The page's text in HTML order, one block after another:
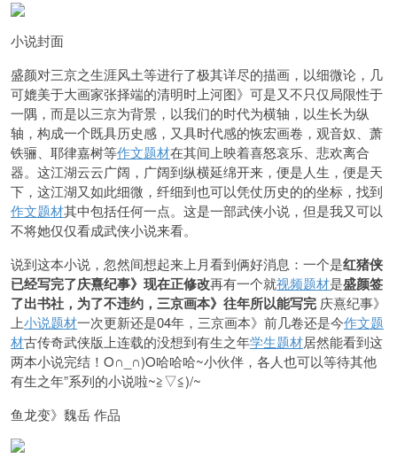
小说封面
盛颜对三京之生涯风土等进行了极其详尽的描画，以细微论，几
可媲美于大画家张择端的清明时上河图》可是又不只仅局限性于
一隅，而是以三京为背景，以我们的时代为横轴，以生长为纵
轴，构成一个既具历史感，又具时代感的恢宏画卷，观音奴、萧
铁骊、耶律嘉树等作文题材在其间上映着喜怒哀乐、悲欢离合
器。这江湖云云广阔，广阔到纵横延绵开来，便是人生，便是天
下，这江湖又如此细微，纤细到也可以凭仗历史的的坐标，找到
作文题材其中包括任何一点。这是一部武侠小说，但是我又可以
不将她仅仅看成武侠小说来看。
说到这本小说，忽然间想起来上月看到俩好消息：一个是红猪侠
已经写完了庆熹纪事》现在正修改再有一个就视频题材是盛颜签
了出书社，为了不违约，三京画本》往年所以能写完 庆熹纪事》
上小说题材一次更新还是04年，三京画本》前几卷还是今作文题
材古传奇武侠版上连载的没想到有生之年学生题材居然能看到这
两本小说完结！O∩_∩)O哈哈哈~小伙伴，各人也可以等待其他
有生之年”系列的小说啦~≧▽≦)/~
鱼龙变》魏岳 作品